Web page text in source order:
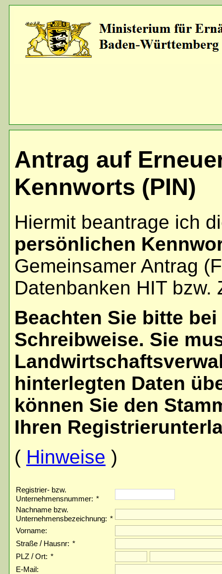
Antrag auf
Kennworts (PIN)
Hiermit beantrage ich
persönlichen
Gemeinsamer Antrag
Datenbanken HIT bzw.
Beachten Sie bitte
Schreibweise. Sie
hinterlegten Daten
können Sie den
Ihren
( Hinweise )
Registrier- bzw.
Unternehmensnummer: *
Nachname bzw.
Unternehmensbezeichnung: *
Vorname:
Straße / Hausnr: *
PLZ /Ort: *
E-Mail: